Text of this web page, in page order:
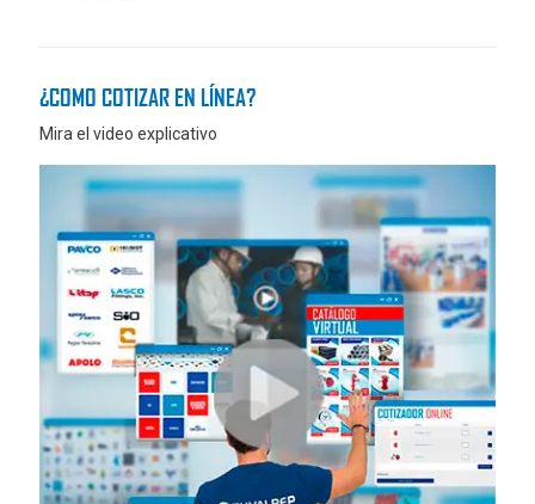
¿COMO COTIZAR EN LÍNEA?
Mira el video explicativo